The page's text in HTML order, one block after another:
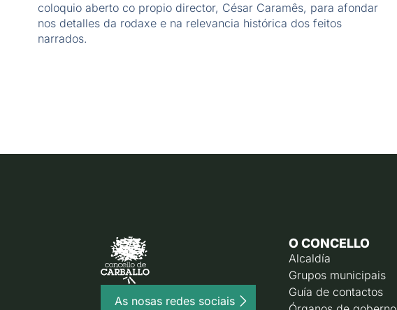
coloquio aberto co propio director, César Caramês, para afondar
nos detalles da rodaxe e na relevancia histórica dos feitos
narrados.
As nosas redes sociais
O CONCELLO
Alcaldía
Grupos municipais
Guía de contactos